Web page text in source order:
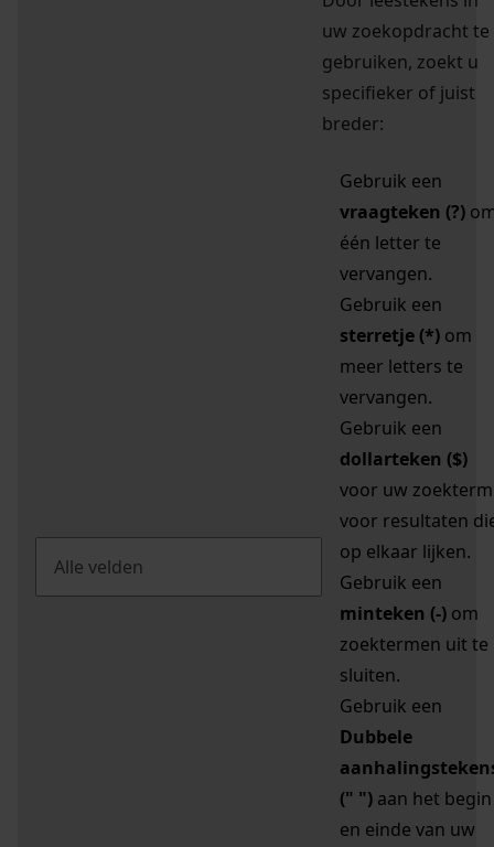
uw zoekopdracht te
gebruiken, zoekt u
specifieker of juist
breder:
Gebruik een
vraagteken (?)
één letter te
vervangen.
Gebruik een
sterretje (*) om
meer letters te
vervangen.
Gebruik een
dollarteken ($)
voor uw zoekterm
voor resultaten
op elkaar lijken.
Gebruik een
minteken (-) om
zoektermen uit te
sluiten.
Gebruik een
Dubbele
(" ") aan het begin
en einde van uw